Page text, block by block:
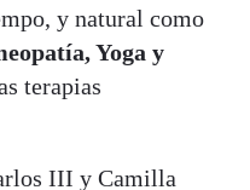
y natural como
Yoga y
terapias
III y Camilla